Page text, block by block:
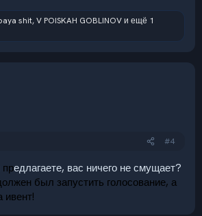
shit,V POISKAH GOBLINOVи ещё 1
#4
едлагаете, вас ничего не смущает?
был запустить голосование, а
ивент!